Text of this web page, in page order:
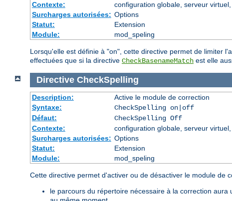
Contexte:
configuration globale, serveur
Surcharges autorisées: Options
Statut:
Extension
Module:
mod_speling
Lorsqu'elle est définie à "on", cette directive permet de limiter
effectuées que si la directive CheckBasenameMatch est elle
Directive CheckSpelling
Description:
Active le module de correction
Syntaxe:
CheckSpelling on|off
Défaut:
CheckSpelling Off
Contexte:
configuration globale, serveur
Surcharges autorisées: Options
Statut:
Extension
Module:
mod_speling
Cette directive permet d'activer ou de désactiver le module de
le parcours du répertoire nécessaire à la correction